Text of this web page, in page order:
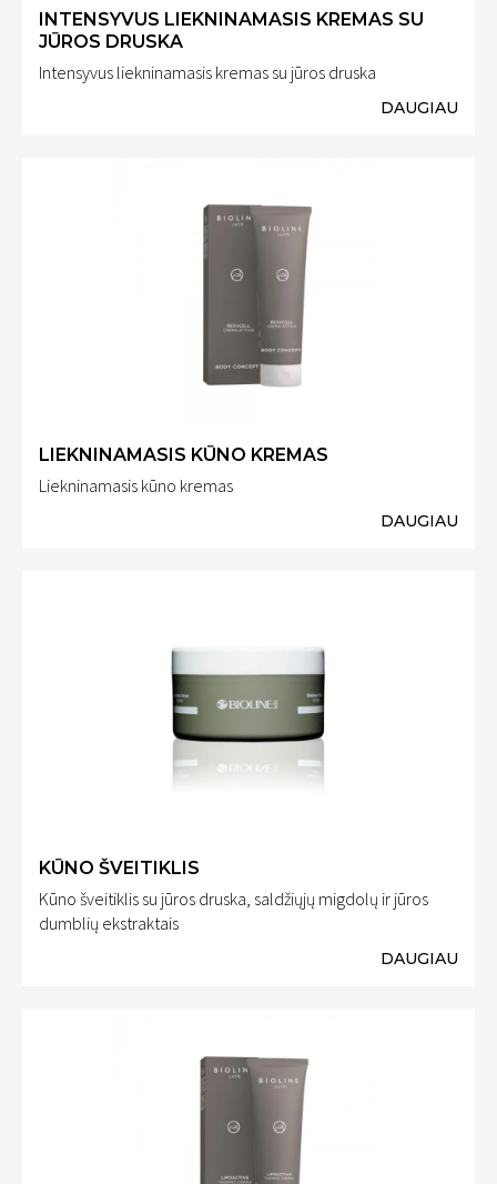
INTENSYVUS LIEKNINAMASIS KREMAS SU
JŪROS DRUSKA
Intensyvus liekninamasis kremas su jūros druska
DAUGIAU
LIEKNINAMASIS KŪNO KREMAS
Liekninamasis kūno kremas
DAUGIAU
KŪNO ŠVEITIKLIS
Kūno šveitiklis su jūros druska, saldžiųjų migdolų ir jūros
dumblių ekstraktais
DAUGIAU